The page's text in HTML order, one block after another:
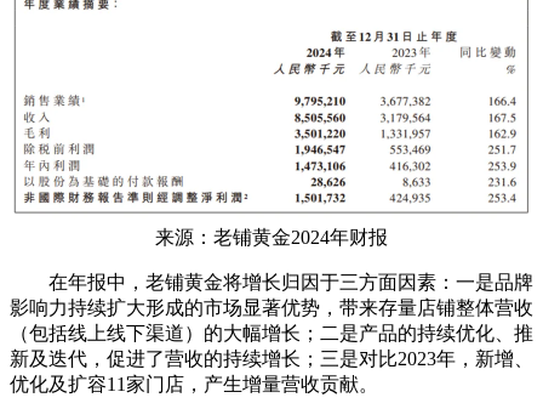
来源：老铺黄金2024年财报
在年报中，老铺黄金将增长归因于三方面因素：一是品牌
影响力持续扩大形成的市场显著优势，带来存量店铺整体营收
（包括线上线下渠道）的大幅增长；二是产品的持续优化、推
新及迭代，促进了营收的持续增长；三是对比2023年，新增、
优化及扩容11家门店，产生增量营收贡献。